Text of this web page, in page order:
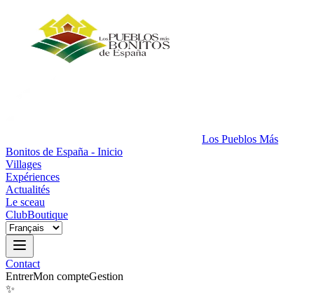
Los Pueblos Más
Bonitos de España - Inicio
Villages
Expériences
Actualités
Le sceau
ClubBoutique
Contact
EntrerMon compteGestion
✨